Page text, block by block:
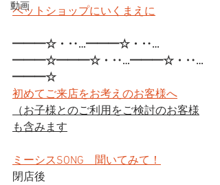
動画
ペットショップにいくまえに
━━━☆・‥…━━━☆・‥…
━━━☆━━━☆・‥…━━━☆・‥…
━━━☆
初めてご来店をお考えのお客様へ
（お子様とのご利用をご検討のお客様
も含みます
ミーシスSONG　聞いてみて！
閉店後